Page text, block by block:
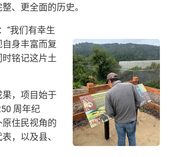
、更全面的历史。
“我们有幸生
身丰富而复
铭记这片土
，项目始于
周年纪
住民视角的
，以及县、